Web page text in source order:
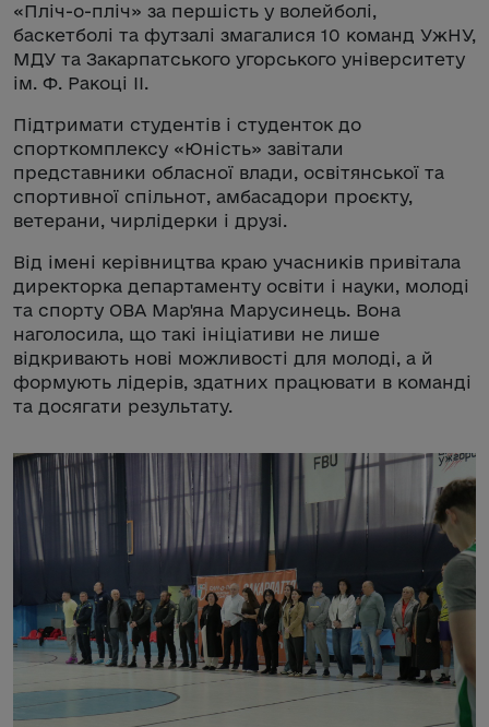
«Пліч-о-пліч» за першість у волейболі,
баскетболі та футзалі змагалися 10 команд УжНУ,
МДУ та Закарпатського угорського університету
ім. Ф. Ракоці ІІ.
Підтримати студентів і студенток до
спорткомплексу «Юність» завітали
представники обласної влади, освітянської та
спортивної спільнот, амбасадори проєкту,
ветерани, чирлідерки і друзі.
Від імені керівництва краю учасників привітала
директорка департаменту освіти і науки, молоді
та спорту ОВА Мар'яна Марусинець. Вона
наголосила, що такі ініціативи не лише
відкривають нові можливості для молоді, а й
формують лідерів, здатних працювати в команді
та досягати результату.